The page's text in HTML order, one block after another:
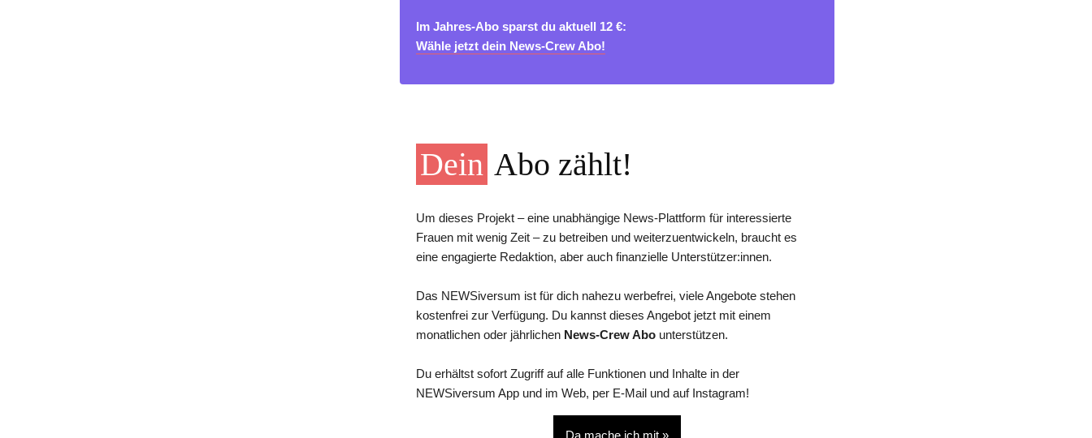
Im Jahres-Abo sparst du aktuell 12 €:
Wähle jetzt dein News-Crew Abo!
Dein Abo zählt!
Um dieses Projekt – eine unabhängige News-Plattform für interessierte
Frauen mit wenig Zeit – zu betreiben und weiterzuentwickeln, braucht es
eine engagierte Redaktion, aber auch finanzielle Unterstützer:innen.
Das NEWSiversum ist für dich nahezu werbefrei, viele Angebote stehen
kostenfrei zur Verfügung. Du kannst dieses Angebot jetzt mit einem
monatlichen oder jährlichen News-Crew Abo unterstützen.
Du erhältst sofort Zugriff auf alle Funktionen und Inhalte in der
NEWSiversum App und im Web, per E-Mail und auf Instagram!
Da mache ich mit »